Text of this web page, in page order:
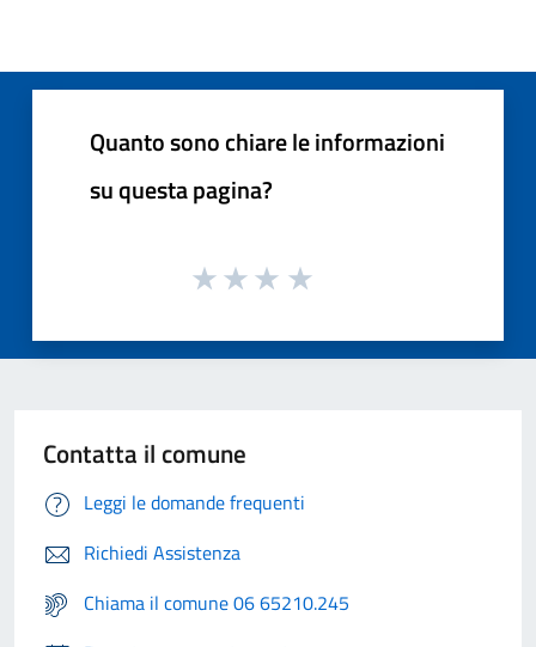
Quanto sono chiare le informazioni
su questa pagina?
Contatta il comune
Leggi le domande frequenti
Richiedi Assistenza
Chiama il comune 06 65210.245